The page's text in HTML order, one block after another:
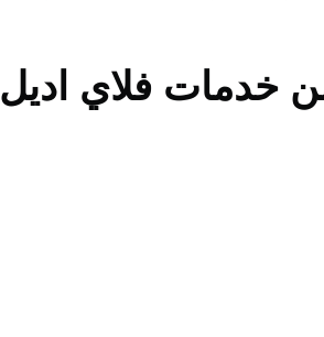
خدمات فلاي اديل